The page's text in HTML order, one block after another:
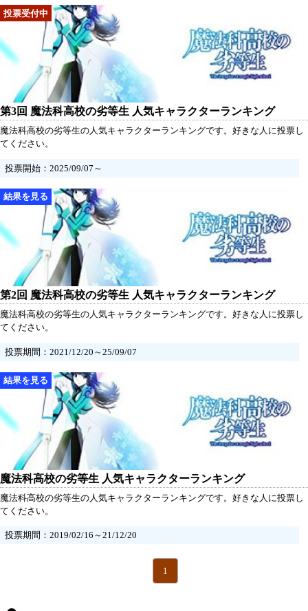
第3回 魔法科高校の劣等生 人気キャラクターランキング
魔法科高校の劣等生の人気キャラクターランキングです。好きな人に投票し
てください。
投票開始：2025/09/07～
第2回 魔法科高校の劣等生 人気キャラクターランキング
魔法科高校の劣等生の人気キャラクターランキングです。好きな人に投票し
てください。
投票期間：2021/12/20～25/09/07
魔法科高校の劣等生 人気キャラクターランキング
魔法科高校の劣等生の人気キャラクターランキングです。好きな人に投票し
てください。
投票期間：2019/02/16～21/12/20
1